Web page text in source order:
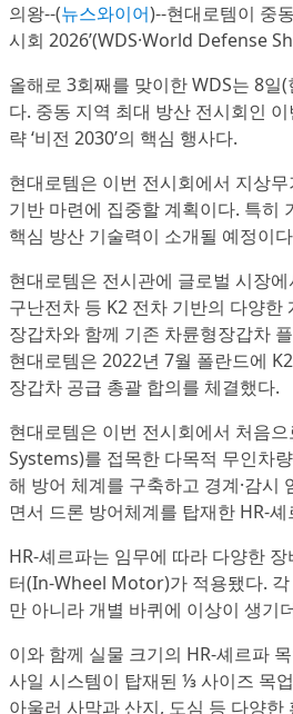
의왕--(뉴스와이어)--현대로템이 중
시회 2026’(WDS·World Defense
올해로 3회째를 맞이한 WDS는 8
다. 중동 지역 최대 방산 전시회인
략 ‘비전 2030’의 핵심 행사다.
현대로템은 이번 전시회에서 지상
기반 마련에 집중할 계획이다. 특히
핵심 방산 기술력이 소개될 예정이
현대로템은 전시관에 글로벌 시장
구난전차 등 K2 전차 기반의 다양
장갑차와 함께 기존 차륜형장갑차
현대로템은 2022년 7월 폴란드에
장갑차 공급 총괄 합의를 체결했다.
현대로템은 이번 전시회에서 처음
Systems)를 접목한 다목적 무인차
해 방어 체계를 구축하고 경계·감시
면서 드론 방어체계를 탑재한 HR-
HR-셰르파는 임무에 따라 다양한
터(In-Wheel Motor)가 적용됐다.
만 아니라 개별 바퀴에 이상이 생기
이와 함께 실물 크기의 HR-셰르파
사일 시스템이 탑재된 ⅓ 사이즈 목
아울러 사막과 산지, 도심 등 다양